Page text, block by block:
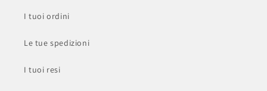
I tuoi ordini
Le tue spedizioni
I tuoi resi